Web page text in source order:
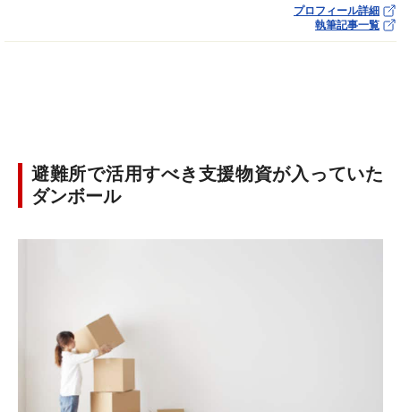
プロフィール詳細
執筆記事一覧
避難所で活用すべき支援物資が入っていた
ダンボール